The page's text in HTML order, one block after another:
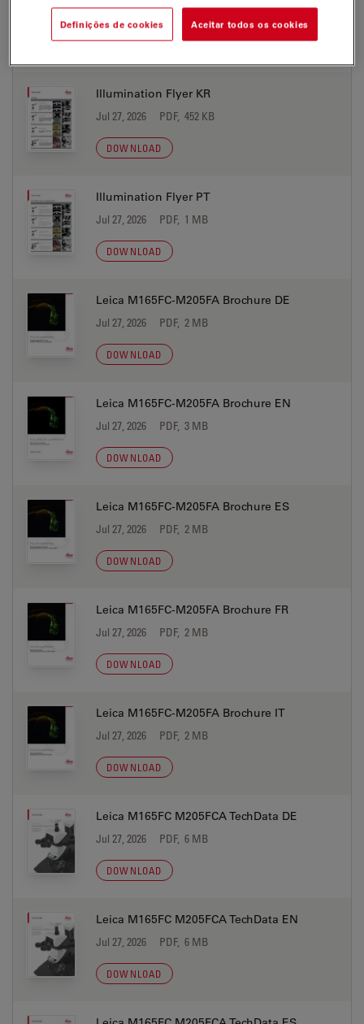
Jul 27, 2026 PDF, 400 KB
DOWNLOAD
Illumination Flyer KR
Jul 27, 2026 PDF, 452 KB
DOWNLOAD
Illumination Flyer PT
Jul 27, 2026 PDF, 1 MB
DOWNLOAD
Leica M165FC-M205FA Brochure DE
Jul 27, 2026 PDF, 2 MB
DOWNLOAD
Leica M165FC-M205FA Brochure EN
Jul 27, 2026 PDF, 3 MB
DOWNLOAD
Leica M165FC-M205FA Brochure ES
Jul 27, 2026 PDF, 2 MB
DOWNLOAD
Leica M165FC-M205FA Brochure FR
Jul 27, 2026 PDF, 2 MB
DOWNLOAD
Leica M165FC-M205FA Brochure IT
Jul 27, 2026 PDF, 2 MB
DOWNLOAD
Leica M165FC M205FCA TechData DE
Jul 27, 2026 PDF, 6 MB
DOWNLOAD
Leica M165FC M205FCA TechData EN
Jul 27, 2026 PDF, 6 MB
DOWNLOAD
Definições de cookies Aceitar todos os cookies